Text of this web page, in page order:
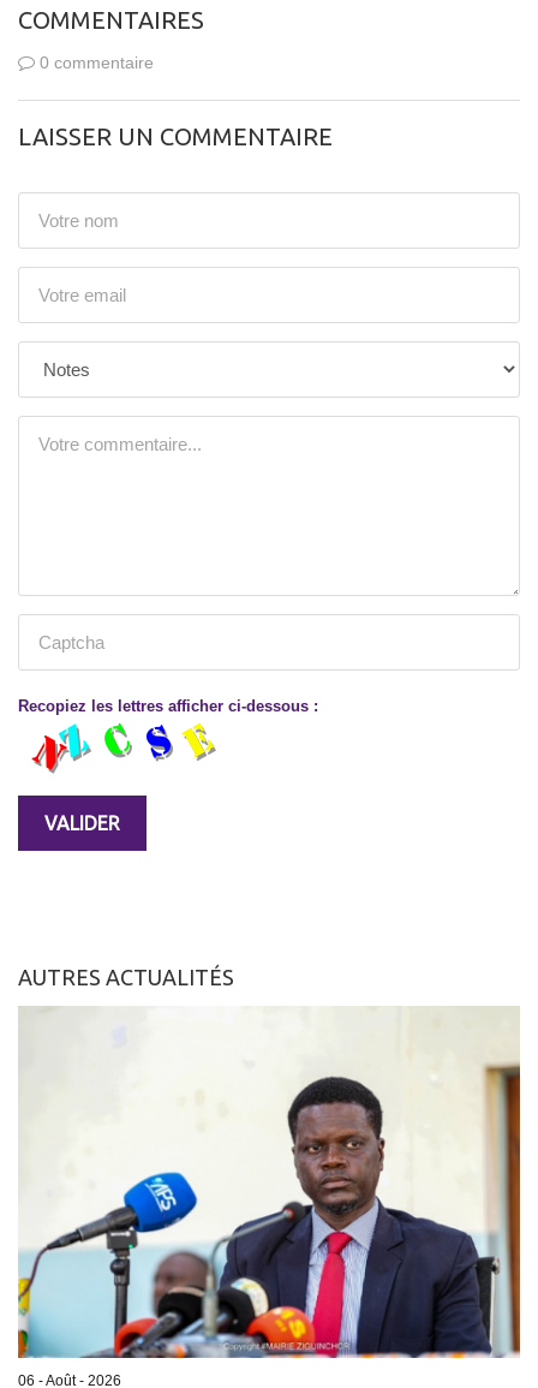
COMMENTAIRES
0 commentaire
LAISSER UN COMMENTAIRE
Recopiez les lettres afficher ci-dessous :
AUTRES ACTUALITÉS
06 - Août - 2026